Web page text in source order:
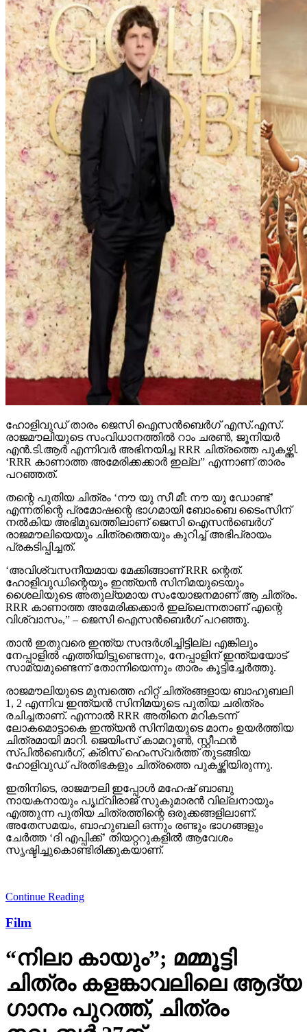
ഹോളിവുഡ് താരം ജെസി ഐസന്‍ബെര്‍ഗ് എസ്.എസ്.
എന്‍.ടി.ആര്‍ എന്നിവര്‍ അഭിനയിച്ച RRR ചിത്രത്തെ പുകഴ്ത്തി.
‘RRR കാണാത്ത അമേരിക്കക്കാര്‍ ഇല്ല” എന്നാണ് താരം
പറഞ്ഞത്.
തന്റെ പുതിയ ചിത്രം ‘നൗ യു സീ മീ: നൗ യു ഡോണ്ട്’
നല്‍കിയ അഭിമുഖത്തിലാണ് ജെസി ഐസന്‍ബെര്‍ഗ്
രാജമൗലിയെയും ചിത്രത്തെയും കുറിച്ച് അഭിപ്രായം
പ്രകടിപ്പിച്ചത്.
‘അവിശ്വസനീയമായ മേക്കിങ്ങാണ് RRR ന്റെത്.
ഹോളിവുഡിന്റെയും ഇന്ത്യന്‍ സിനിമയുടെയും
ശൈലിയുടെ അതുല്യമായ സംയോജനമാണ് ആ ചിത്രം.
RRR കാണാത്ത അമേരിക്കക്കാര്‍ ഇല്ലെന്നതാണ് എന്റെ
വിശ്വാസം,” – ജെസി ഐസന്‍ബെര്‍ഗ് പറഞ്ഞു.
താന്‍ ഇതുവരെ ഇന്ത്യ സന്ദര്‍ശിച്ചിട്ടില്ല എങ്കിലും
നേപ്പാളില്‍ എത്തിയിട്ടുണ്ടെന്നും, നേപ്പാളിന് ഇന്ത്യയോട്
സാമ്യമുണ്ടെന്ന് തോന്നിയെന്നും താരം കൂട്ടിച്ചേര്‍ത്തു.
രാജമൗലിയുടെ മുമ്പത്തെ ഹിറ്റ് ചിത്രങ്ങളായ ബാഹുബലി
1, 2 എന്നിവ ഇന്ത്യന്‍ സിനിമയുടെ പുതിയ ചരിത്രം
രചിച്ചതാണ്. എന്നാല്‍ RRR അതിനെ മറികടന്ന്
ലോകമൊട്ടാകെ ഇന്ത്യന്‍ സിനിമയുടെ മാനം ഉയര്‍ത്തിയ
ചിത്രമായി മാറി. ജെയിംസ് കാമറൂണ്‍, സ്റ്റീഫന്‍
സ്പില്‍ബെര്‍ഗ്, ക്രിസ് ഹെംസ്വര്‍ത്ത് തുടങ്ങിയ
ഹോളിവുഡ് പ്രതിഭകളും ചിത്രത്തെ പുകഴ്ത്തിയിരുന്നു.
ഇതിനിടെ, രാജമൗലി ഇപ്പോള്‍ മഹേഷ് ബാബു
നായകനായും പൃഥ്വിരാജ് സുകുമാരന്‍ വില്ലനായും
എത്തുന്ന പുതിയ ചിത്രത്തിന്റെ ഒരുക്കങ്ങളിലാണ്.
അതേസമയം, ബാഹുബലി ഒന്നും രണ്ടും ഭാഗങ്ങളും
ചേര്‍ത്ത ‘ദി എപ്പിക്ക്’ തിയറ്ററുകളില്‍ ആവേശം
സൃഷ്ടിച്ചുകൊണ്ടിരിക്കുകയാണ്.
Film
“നിലാ കായും”; മമ്മൂട്ടി
ചിത്രം കളങ്കാവലിലെ ആദ്യ
ഗാനം പുറത്ത്, ചിത്രം
നവംബർ 27ന്…